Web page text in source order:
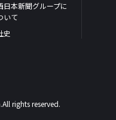
日本新聞グループに
いて
史
rights reserved.